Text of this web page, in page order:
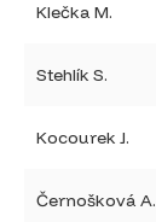
Klečka M.
Stehlík S.
Kocourek J.
Černošková A.